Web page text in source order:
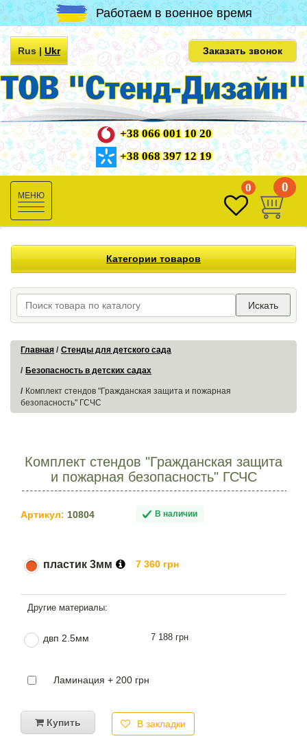
Работаем в военное время
Rus|Ukr Заказать звонок
+38 066 001 10 20
+38 068 397 12 19
Toggle
navigation
0 0
Категории товаров
Искать
Главная Стенды для детского сада
Безопасность в детских садах
Комплект стендов "Гражданская защита и пожарная
безопасность" ГСЧС
Комплект стендов "Гражданская защита
и пожарная безопасность" ГСЧС
Артикул: 10804 В наличии
пластик 3мм 7 360 грн
двп 2.5мм 7 188 грн
Ламинация + 200 грн
Купить В закладки